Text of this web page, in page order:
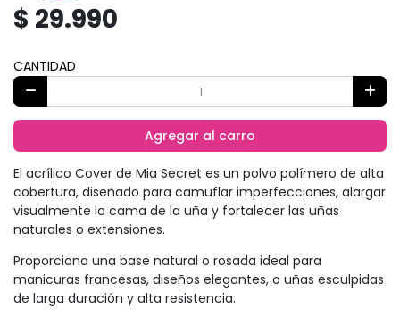
$ 29.990
CANTIDAD
Agregar al carro
El acrílico Cover de Mia Secret es un polvo polímero de alta
cobertura, diseñado para camuflar imperfecciones, alargar
visualmente la cama de la uña y fortalecer las uñas
naturales o extensiones.
Proporciona una base natural o rosada ideal para
manicuras francesas, diseños elegantes, o uñas esculpidas
de larga duración y alta resistencia.